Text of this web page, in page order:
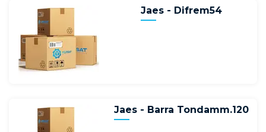
Jaes - Difrem54
Jaes - Barra Tondamm.120